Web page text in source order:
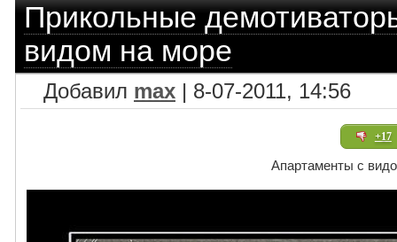
Прикольные
видом на море
Добавил max | 8-07-2011, 14:56
+17
Апартаменты с